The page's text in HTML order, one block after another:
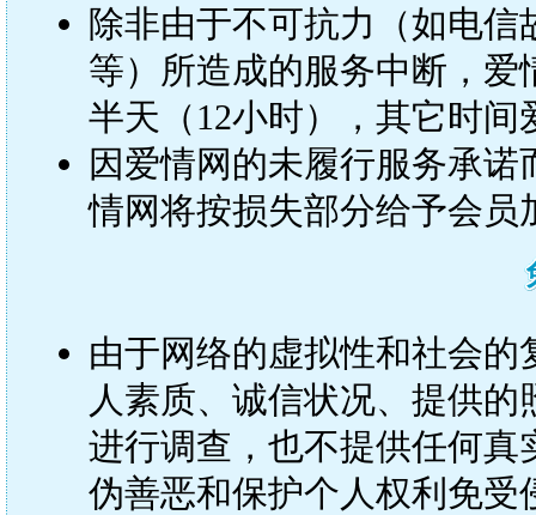
除非由于不可抗力（如电
等）所造成的服务中断，
半天（12小时），其它时
因爱情网的未履行服务承
情网将按损失部分给予会员
由于网络的虚拟性和社会
人素质、诚信状况、提供
进行调查，也不提供任何
伪善恶和保护个人权利免